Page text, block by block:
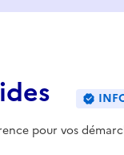
pour vos